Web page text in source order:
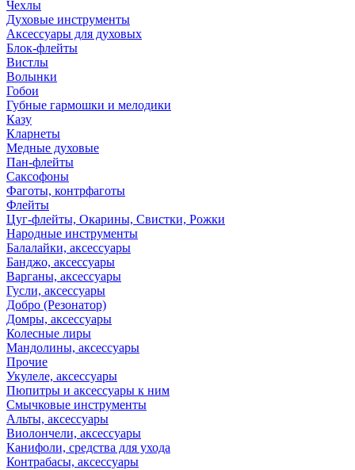
Чехлы
Духовые инструменты
Аксессуары для духовых
Блок-флейты
Вистлы
Волынки
Гобои
Губные гармошки и мелодики
Казу
Кларнеты
Медные духовые
Пан-флейты
Саксофоны
Фаготы, контрфаготы
Флейты
Цуг-флейты, Окарины, Свистки, Рожки
Народные инструменты
Балалайки, аксессуары
Банджо, аксессуары
Варганы, аксессуары
Гусли, аксессуары
Добро (Резонатор)
Домры, аксессуары
Колесные лиры
Мандолины, аксессуары
Прочие
Укулеле, аксессуары
Пюпитры и аксессуары к ним
Смычковые инструменты
Альты, аксессуары
Виолончели, аксессуары
Канифоли, средства для ухода
Контрабасы, аксессуары